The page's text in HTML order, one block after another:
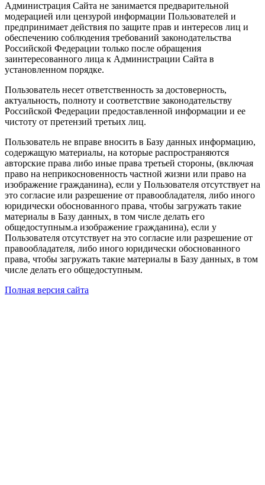
Администрация Сайта не занимается предварительной
модерацией или цензурой информации Пользователей и
предпринимает действия по защите прав и интересов лиц и
обеспечению соблюдения требований законодательства
Российской Федерации только после обращения
заинтересованного лица к Администрации Сайта в
установленном порядке.
Пользователь несет ответственность за достоверность,
актуальность, полноту и соответствие законодательству
Российской Федерации предоставленной информации и ее
чистоту от претензий третьих лиц.
Пользователь не вправе вносить в Базу данных информацию,
содержащую материалы, на которые распространяются
авторские права либо иные права третьей стороны, (включая
право на неприкосновенность частной жизни или право на
изображение гражданина), если у Пользователя отсутствует на
это согласие или разрешение от правообладателя, либо иного
юридически обоснованного права, чтобы загружать такие
материалы в Базу данных, в том числе делать его
общедоступным.а изображение гражданина), если у
Пользователя отсутствует на это согласие или разрешение от
правообладателя, либо иного юридически обоснованного
права, чтобы загружать такие материалы в Базу данных, в том
числе делать его общедоступным.
Полная версия сайта